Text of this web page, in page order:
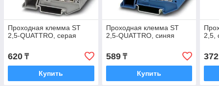
Проходная клемма ST
2,5-QUATTRO, серая
620 ₸
Купить
Проходная клемма ST
2,5-QUATTRO, синяя
589₸
Купить
2,5,
372